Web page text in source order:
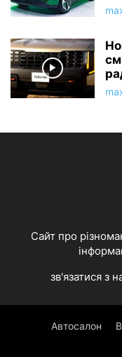
Cайт про
зв'язатися з
Автосалон